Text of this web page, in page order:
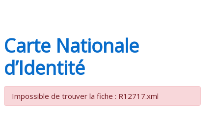
Carte Nationale
d’Identité
Impossible de trouver la fiche : R12717.xml